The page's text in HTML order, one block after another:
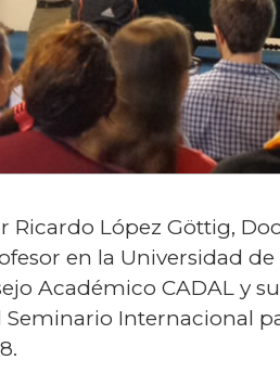
López Göttig,
en la Universidad
Académico CADAL y
Internacional